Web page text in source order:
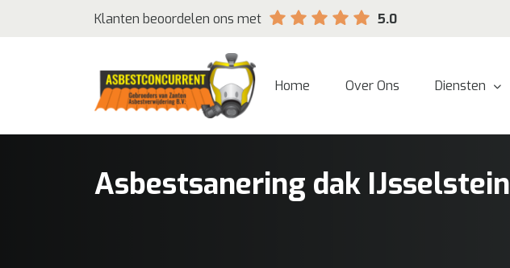
Klanten beoordelen ons met 5.0
Home Over Ons Diensten
Asbestsanering dak IJsselstein